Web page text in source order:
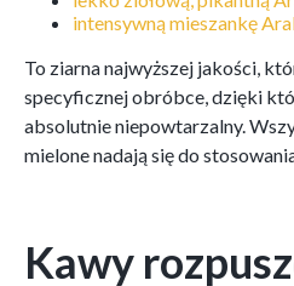
intensywną mieszankę
To ziarna najwyższej jakości,
specyficznej obróbce, dzięki
absolutnie niepowtarzalny.
mielone nadają się do
Kawy